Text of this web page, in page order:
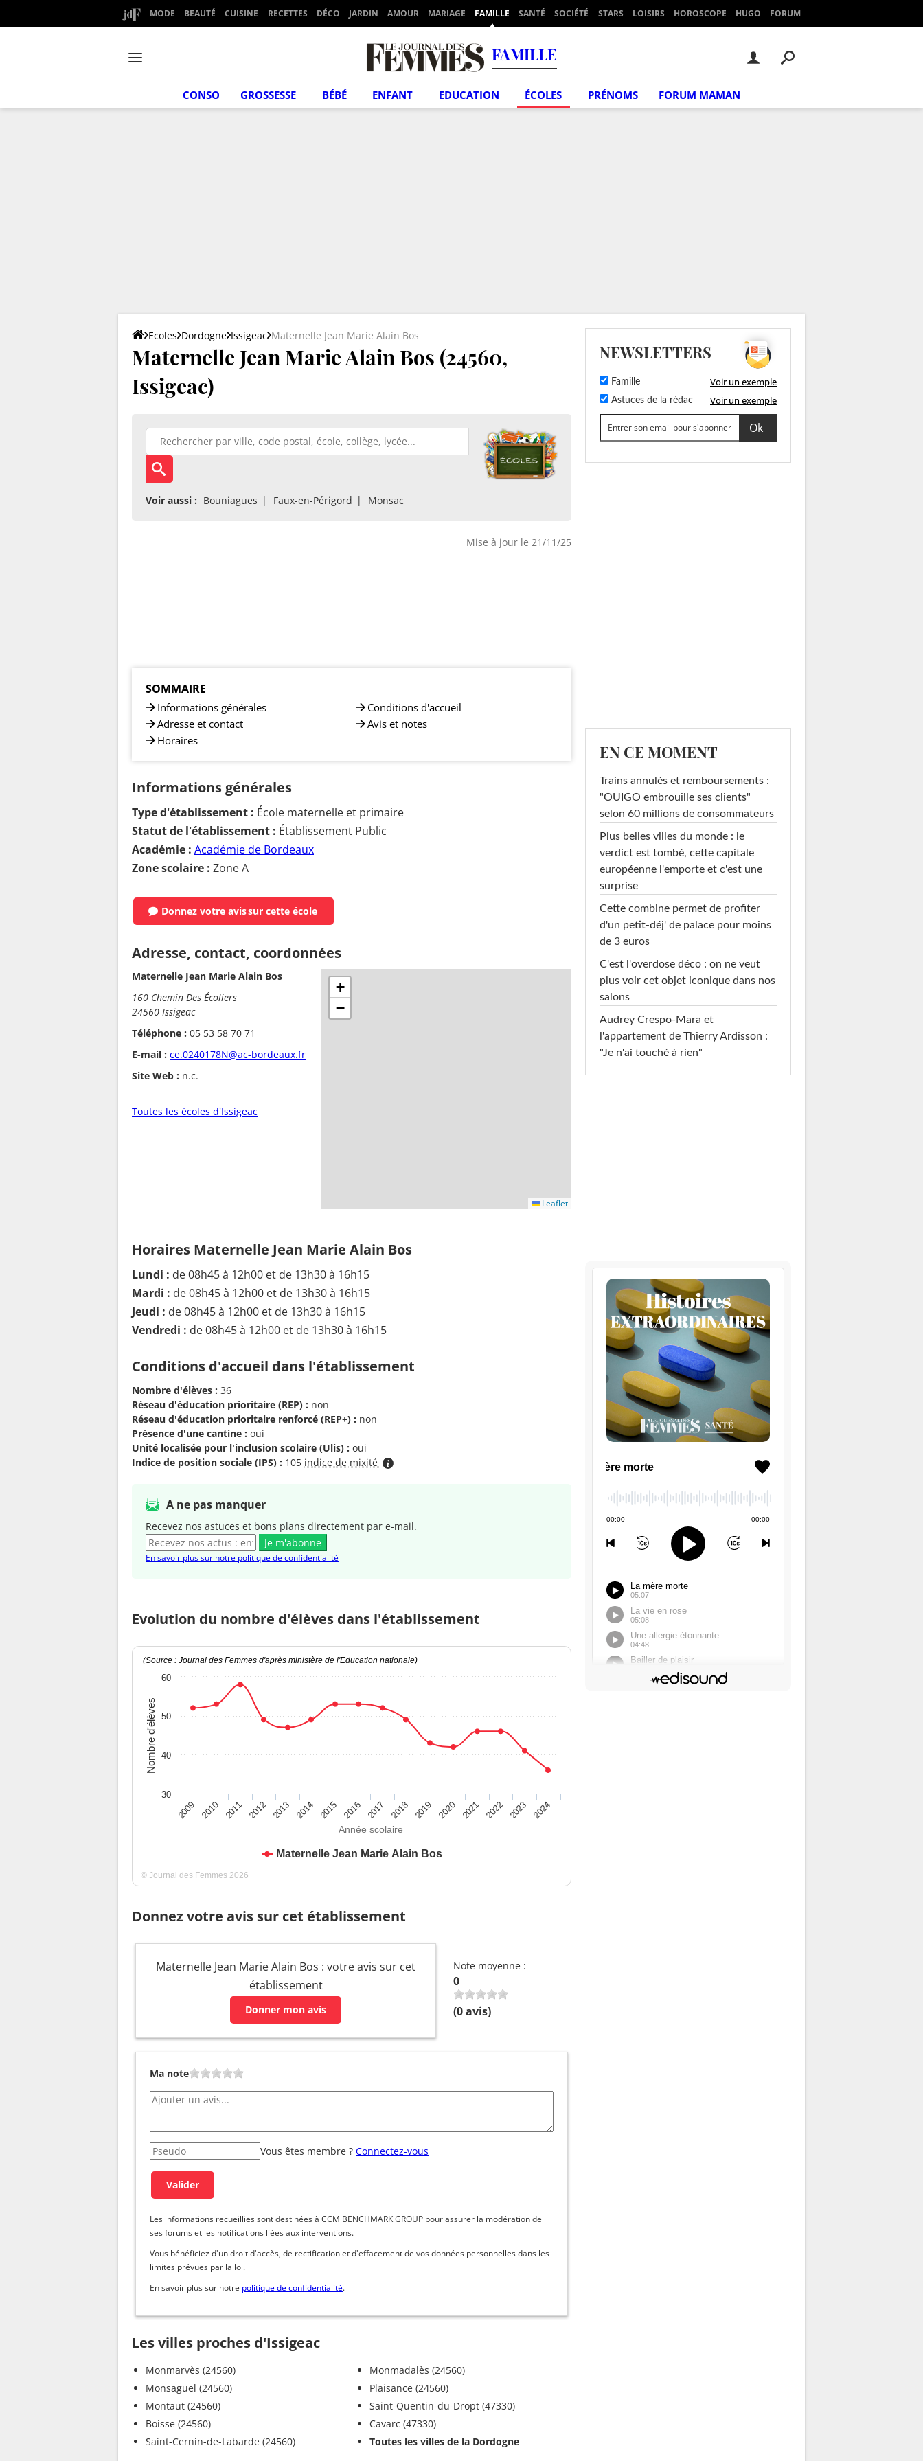
MODE BEAUTÉ CUISINE RECETTES DÉCO JARDIN AMOUR MARIAGE FAMILLE SANTÉ SOCIÉTÉ STARS LOISIRS HOROSCOPE HUGO FORUM
FAMILLE
CONSO GROSSESSE BÉBÉ ENFANT EDUCATION ÉCOLES PRÉNOMS FORUM MAMAN
Ecoles Dordogne Issigeac Maternelle Jean Marie Alain Bos
Maternelle Jean Marie Alain Bos (24560,
Issigeac)
Voir aussi : Bouniagues Faux-en-Périgord Monsac
Mise à jour le 21/11/25
SOMMAIRE
Informations générales
Adresse et contact
Horaires
Conditions d'accueil
Avis et notes
Informations générales
Type d'établissement : École maternelle et primaire
Statut de l'établissement : Établissement Public
Académie : Académie de Bordeaux
Zone scolaire : Zone A
Donnez votre avissur cette école
Adresse, contact, coordonnées
Maternelle Jean Marie Alain Bos
160 Chemin Des Écoliers
24560 Issigeac
Téléphone : 05 53 58 70 71
E-mail : ce.0240178N@ac-bordeaux.fr
Site Web : n.c.
Toutes les écoles d'Issigeac
+
−
Leaflet
Horaires Maternelle Jean Marie Alain Bos
Lundi : de 08h45 à 12h00 et de 13h30 à 16h15
Mardi : de 08h45 à 12h00 et de 13h30 à 16h15
Jeudi : de 08h45 à 12h00 et de 13h30 à 16h15
Vendredi : de 08h45 à 12h00 et de 13h30 à 16h15
Conditions d'accueil dans l'établissement
Nombre d'élèves : 36
Réseau d'éducation prioritaire (REP) : non
Réseau d'éducation prioritaire renforcé (REP+) : non
Présence d'une cantine : oui
Unité localisée pour l'inclusion scolaire (Ulis) : oui
Indice de position sociale (IPS) : 105 indice de mixité
A ne pas manquer
Recevez nos astuces et bons plans directement par e-mail.
Je m'abonne
En savoir plus sur notre politique de confidentialité
Evolution du nombre d'élèves dans l'établissement
Année scolaire
Nombre d'élèves
(Source : Journal des Femmes d'après ministère de l'Education nationale)
Maternelle Jean Marie Alain Bos
2009 2010 2011 2012 2013 2014 2015 2016 2017 2018 2019 2020 2021 2022 2023 2024
30
40
50
60
© Journal des Femmes 2026
Donnez votre avis sur cet établissement
Maternelle Jean Marie Alain Bos : votre avis sur cet
établissement
Donner mon avis
Note moyenne :
0
(0avis)
Ma note
Vous êtes membre ? Connectez-vous
Les informations recueillies sont destinées à CCM BENCHMARK GROUP pour assurer la modération de
ses forums et les notifications liées aux interventions.
Vous bénéficiez d'un droit d'accès, de rectification et d'effacement de vos données personnelles dans les
limites prévues par la loi.
En savoir plus sur notre politique de confidentialité.
Les villes proches d'Issigeac
Monmarvès (24560)
Monsaguel (24560)
Montaut (24560)
Boisse (24560)
Saint-Cernin-de-Labarde (24560)
Monmadalès (24560)
Plaisance (24560)
Saint-Quentin-du-Dropt (47330)
Cavarc (47330)
Toutes les villes de la Dordogne
NEWSLETTERS
Famille Voir un exemple
Astuces de la rédac Voir un exemple
EN CE MOMENT
Trains annulés et remboursements :
"OUIGO embrouille ses clients"
selon 60 millions de consommateurs
Plus belles villes du monde : le
verdict est tombé, cette capitale
européenne l'emporte et c'est une
surprise
Cette combine permet de profiter
d'un petit-déj' de palace pour moins
de 3 euros
C'est l'overdose déco : on ne veut
plus voir cet objet iconique dans nos
salons
Audrey Crespo-Mara et
l'appartement de Thierry Ardisson :
"Je n'ai touché à rien"